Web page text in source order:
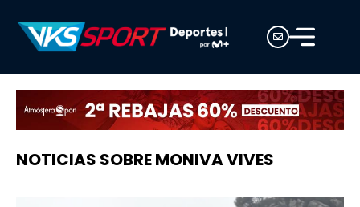
NOTICIAS SOBRE MONIVA VIVES